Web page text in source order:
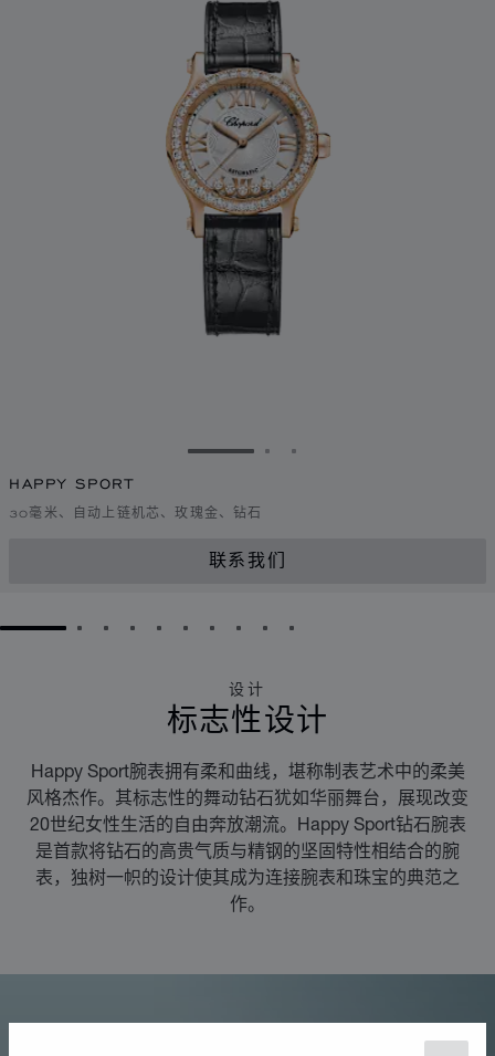
转到幻灯片 1转到幻灯片 2
转到幻灯片 3
HAPPY SPORT
30毫米、自动上链机芯、玫瑰金、钻石
联系我们
GO TO SLIDE 1GO TO SLIDE 2
GO TO SLIDE 3
GO TO SLIDE 4
GO TO SLIDE 5
GO TO SLIDE 6
GO TO SLIDE 7
GO TO SLIDE 8
GO TO SLIDE 9
GO TO SLIDE 10
设计
标志性设计
Happy Sport腕表拥有柔和曲线，堪称制表艺术中的柔美
风格杰作。其标志性的舞动钻石犹如华丽舞台，展现改变
20世纪女性生活的自由奔放潮流。Happy Sport钻石腕表
是首款将钻石的高贵气质与精钢的坚固特性相结合的腕
表，独树一帜的设计使其成为连接腕表和珠宝的典范之
作。